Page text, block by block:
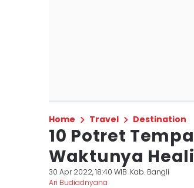
Home Travel Destination
10 Potret
Waktunya
30 Apr 2022, 18:40 WIB Kab. Bangli
Ari Budiadnyana